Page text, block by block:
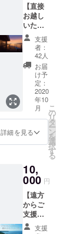
【直接
お越し
いただ
ける
方】 楊
貴館 未
来温泉
チケッ
ト3枚＋
ロビー
ラウン
ジお飲
物チ
ケット1
枚＋お
ご利用
期限
は、
2022年
12月31
日まで
です
支援
者：
42人
お届
け予
定：
2020
年10
月
詳細を見る
こ
の
リ
タ
ー
ン
を
選
択
す
る
10,
000 円
【遠方
からご
支援い
ただけ
支援